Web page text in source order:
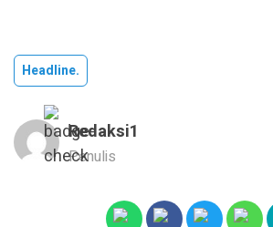
Headline.
Redaksi1
Penulis